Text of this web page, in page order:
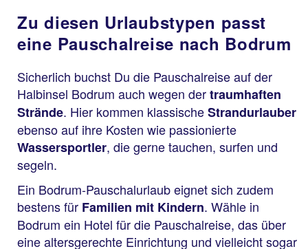
Zu diesen Urlaubstypen passt
eine Pauschalreise nach Bodrum
Sicherlich buchst Du die Pauschalreise auf der
Halbinsel Bodrum auch wegen dertraumhaften
Strände. Hier kommen klassischeStrandurlauber
ebenso auf ihre Kosten wie passionierte
Wassersportler, die gerne tauchen, surfen und
segeln.
Ein Bodrum-Pauschalurlaub eignet sich zudem
bestens für Familien mit Kindern. Wähle in
Bodrum ein Hotel für die Pauschalreise, das über
eine altersgerechte Einrichtung und vielleicht sogar